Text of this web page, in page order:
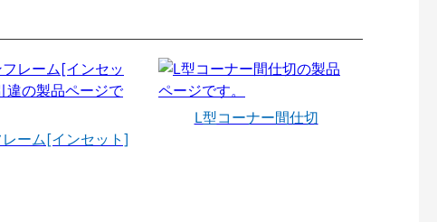
ーム[インセット]
L型コーナー間仕切